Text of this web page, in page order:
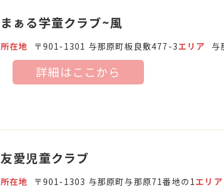
まぁる学童クラブ~風
所在地 〒901-1301 与那原町板良敷477-3エリア 与
詳細はここから
友愛児童クラブ
所在地 〒901-1303 与那原町与那原71番地の1 エリア